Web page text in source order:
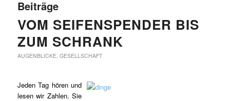
Beiträge
VOM SEIFENSPENDER BIS
ZUM SCHRANK
AUGENBLICKE, GESELLSCHAFT
Jeden Tag hören und
lesen wir Zahlen. Sie